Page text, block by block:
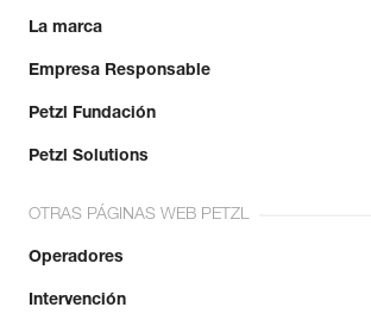
La marca
Empresa Responsable
Petzl Fundación
Petzl Solutions
OTRAS PÁGINAS WEB PETZL
Operadores
Intervención